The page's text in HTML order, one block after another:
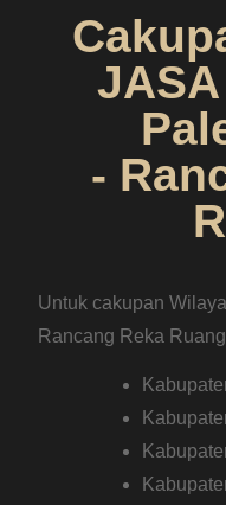
-
Untuk cakupan
Rancang Reka